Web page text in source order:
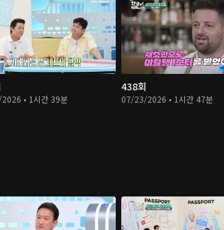
• 1시간 39분
438회
07/23/2026 • 1시간 47분